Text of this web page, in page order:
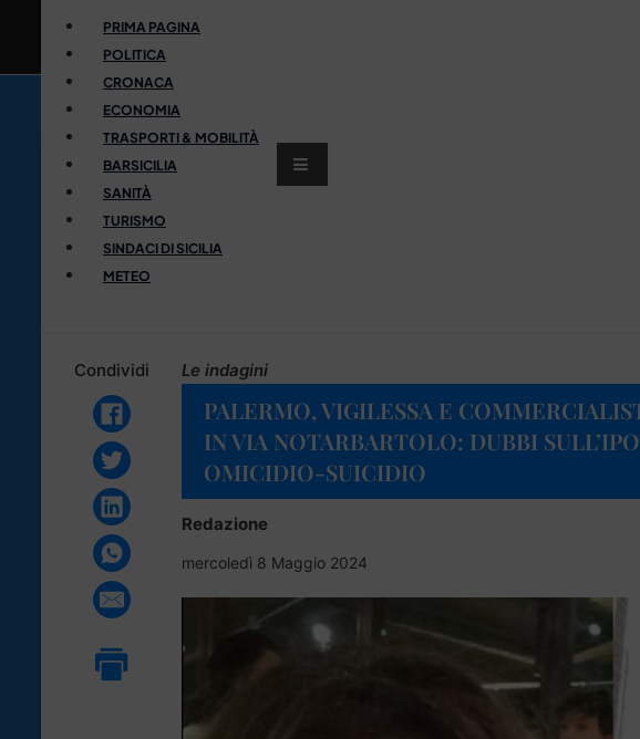
PRIMA PAGINA
POLITICA
CRONACA
ECONOMIA
TRASPORTI & MOBILITÀ
BARSICILIA
SANITÀ
TURISMO
SINDACI DI SICILIA
METEO
Condividi Le indagini
PALERMO, VIGILESSA E
IN VIA NOTARBARTOLO: DUBBI
OMICIDIO-SUICIDIO
Redazione
mercoledì 8 Maggio 2024